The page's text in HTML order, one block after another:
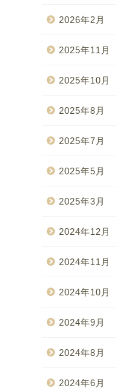
2026年2月
2025年11月
2025年10月
2025年8月
2025年7月
2025年5月
2025年3月
2024年12月
2024年11月
2024年10月
2024年9月
2024年8月
2024年6月